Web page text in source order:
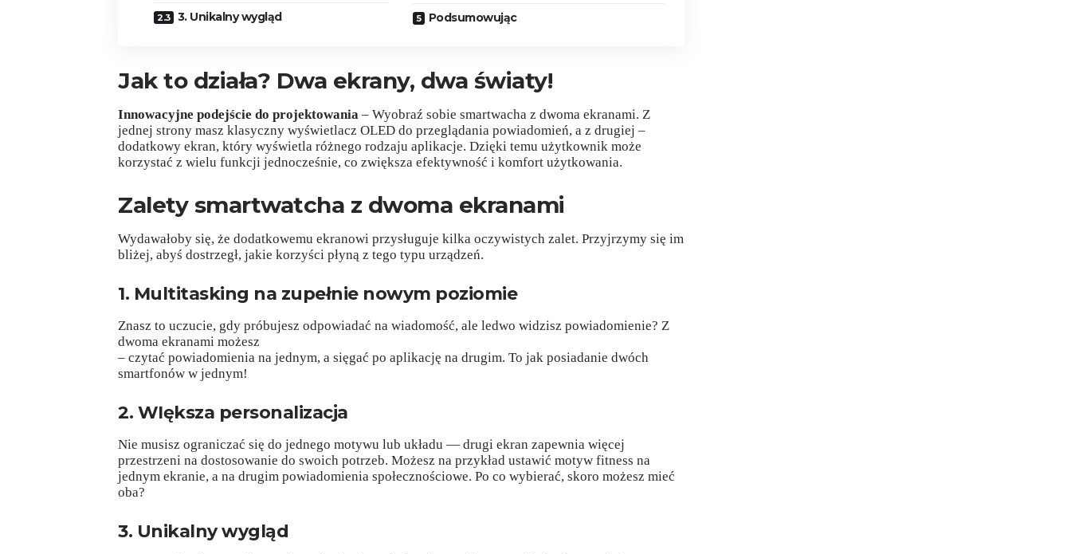
3. Unikalny wygląd
Podsumowując
Jak to działa? Dwa ekrany, dwa światy!
Innowacyjne podejście do projektowania – Wyobraź sobie smartwacha z dwoma ekranami. Z
jednej strony masz klasyczny wyświetlacz OLED do przeglądania powiadomień, a z drugiej –
dodatkowy ekran, który wyświetla różnego rodzaju aplikacje. Dzięki temu użytkownik może
korzystać z wielu funkcji jednocześnie, co zwiększa efektywność i komfort użytkowania.
Zalety smartwatcha z dwoma ekranami
Wydawałoby się, że dodatkowemu ekranowi przysługuje kilka oczywistych zalet. Przyjrzymy się im
bliżej, abyś dostrzegł, jakie korzyści płyną z tego typu urządzeń.
1. Multitasking na zupełnie nowym poziomie
Znasz to uczucie, gdy próbujesz odpowiadać na wiadomość, ale ledwo widzisz powiadomienie? Z
dwoma ekranami możesz
– czytać powiadomienia na jednym, a sięgać po aplikację na drugim. To jak posiadanie dwóch
smartfonów w jednym!
2. WIększa personalizacja
Nie musisz ograniczać się do jednego motywu lub układu — drugi ekran zapewnia więcej
przestrzeni na dostosowanie do swoich potrzeb. Możesz na przykład ustawić motyw fitness na
jednym ekranie, a na drugim powiadomienia społecznościowe. Po co wybierać, skoro możesz mieć
oba?
3. Unikalny wygląd